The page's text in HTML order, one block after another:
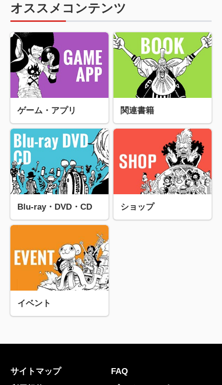
オススメコンテンツ
ゲーム・アプリ 関連書籍
Blu-ray・DVD・CD ショップ
イベント
サイトマップ
FAQ